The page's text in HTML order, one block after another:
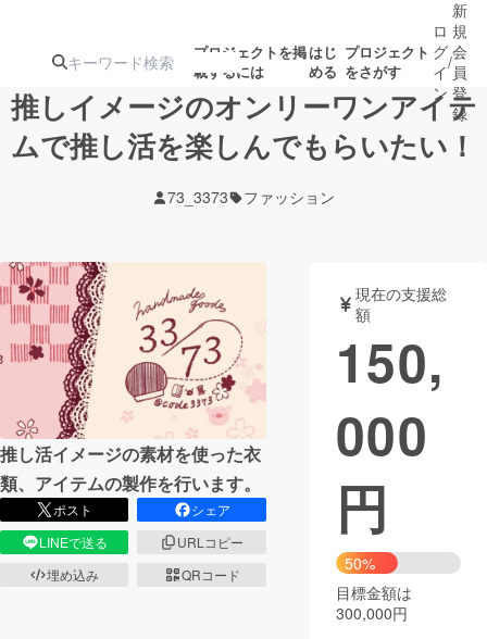
プロジェクトを掲
載するには
はじ
める
プロジェクト
をさがす
ジェクト
ロジェクト
アート・写真 音楽
テクノロジー・ガジェット ゲーム・サ
映像・映画
ビジネス・起業
まちづくり・地域活性化
CAMPFIRE Creation
コミュニティ
ロ
グ
イ
ン
/
新
規
会
員
登
録
推しイメージのオンリーワンアイテ
ムで推し活を楽しんでもらいたい！
73_3373 ファッション
推し活イメージの素材を使った衣
類、アイテムの製作を行います。
ポスト
シェア
LINEで送る
URLコピー
埋め込み
QRコード
現在の支援総
額
150,
000
円
50%
目標金額は
300,000円